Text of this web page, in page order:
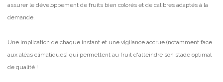
assurer le développement de fruits bien colorés et de calibres adaptés à la
demande.
Une implication de chaque instant et une vigilance accrue (notamment face
aux aléas climatiques] qui permettent au fruit d'atteindre son stade optimal
de qualité !